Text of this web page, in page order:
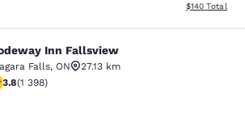
Afficher les
$140 Total
Fallsview
Inn Fallsview
Falls, ON
27.13 km
étoiles. Bien. 1398 commentaires
3.8(1 398)